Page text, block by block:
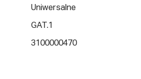
Uniwersalne
GAT.1
3100000470